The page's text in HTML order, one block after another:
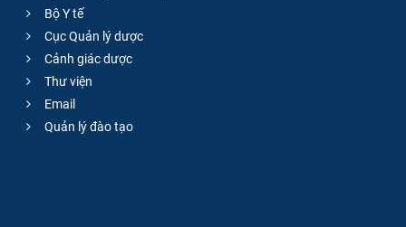
Bộ Y tế
Cục Quản lý dược
Cảnh giác dược
Thư viện
Email
Quản lý đào tạo